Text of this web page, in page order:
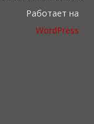
Работает на
WordPress